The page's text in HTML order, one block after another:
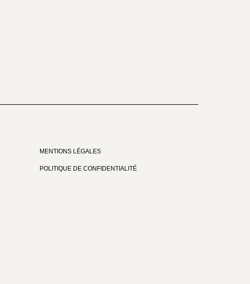
MENTIONS LÉGALES
POLITIQUE DE CONFIDENTIALITÉ